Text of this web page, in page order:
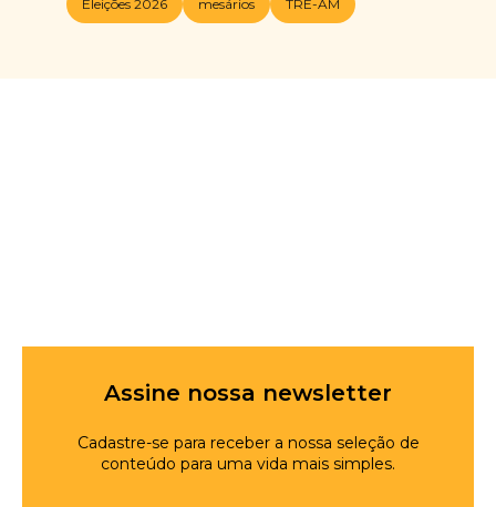
Eleições 2026 mesários TRE-AM
Assine nossa newsletter
Cadastre-se para receber a nossa seleção de
conteúdo para uma vida mais simples.